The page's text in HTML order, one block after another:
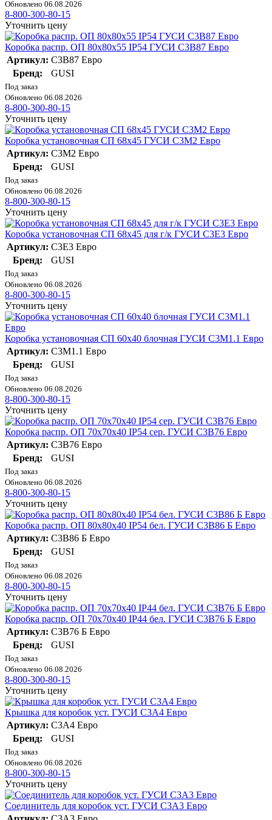
Обновлено 06.08.2026
8-800-300-80-15
Уточнить цену
Коробка распр. ОП 80х80х55 IP54 ГУСИ С3В87 Евро
Артикул: С3В87 Евро
Бренд:
GUSI
Под заказ
Обновлено 06.08.2026
8-800-300-80-15
Уточнить цену
Коробка установочная СП 68х45 ГУСИ С3М2 Евро
Артикул: С3М2 Евро
Бренд:
GUSI
Под заказ
Обновлено 06.08.2026
8-800-300-80-15
Уточнить цену
Коробка установочная СП 68х45 для г/к ГУСИ С3Е3 Евро
Артикул: С3Е3 Евро
Бренд:
GUSI
Под заказ
Обновлено 06.08.2026
8-800-300-80-15
Уточнить цену
Коробка установочная СП 60х40 блочная ГУСИ С3М1.1 Евро
Артикул: С3М1.1 Евро
Бренд:
GUSI
Под заказ
Обновлено 06.08.2026
8-800-300-80-15
Уточнить цену
Коробка распр. ОП 70х70х40 IP54 сер. ГУСИ С3В76 Евро
Артикул: С3В76 Евро
Бренд:
GUSI
Под заказ
Обновлено 06.08.2026
8-800-300-80-15
Уточнить цену
Коробка распр. ОП 80х80х40 IP54 бел. ГУСИ С3В86 Б Евро
Артикул: С3В86 Б Евро
Бренд:
GUSI
Под заказ
Обновлено 06.08.2026
8-800-300-80-15
Уточнить цену
Коробка распр. ОП 70х70х40 IP44 бел. ГУСИ С3В76 Б Евро
Артикул: С3В76 Б Евро
Бренд:
GUSI
Под заказ
Обновлено 06.08.2026
8-800-300-80-15
Уточнить цену
Крышка для коробок уст. ГУСИ С3А4 Евро
Артикул: С3А4 Евро
Бренд:
GUSI
Под заказ
Обновлено 06.08.2026
8-800-300-80-15
Уточнить цену
Соединитель для коробок уст. ГУСИ С3А3 Евро